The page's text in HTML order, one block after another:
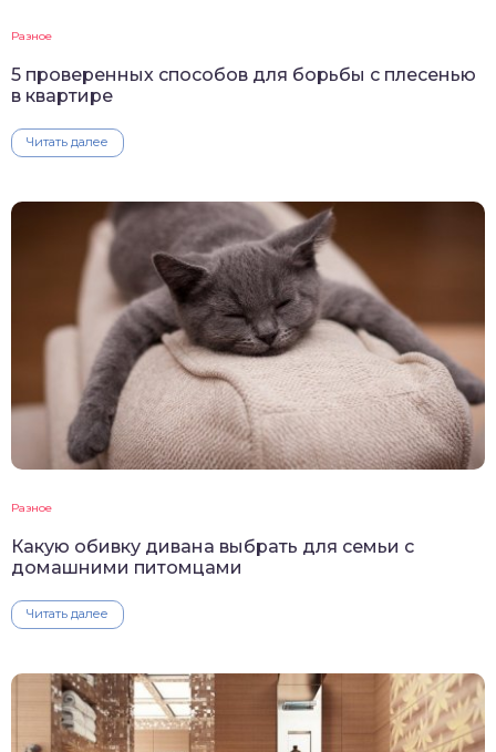
Разное
5 проверенных способов для борьбы с плесенью
в квартире
Читать далее
Разное
Какую обивку дивана выбрать для семьи с
домашними питомцами
Читать далее